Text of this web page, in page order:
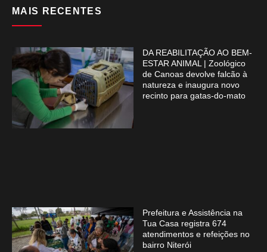
MAIS RECENTES
DA REABILITAÇÃO AO BEM-
ESTAR ANIMAL | Zoológico
de Canoas devolve falcão à
natureza e inaugura novo
recinto para gatas-do-mato
Prefeitura e Assistência na
Tua Casa registra 674
atendimentos e refeições no
bairro Niterói